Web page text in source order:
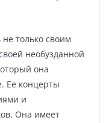
только своим
необузданной
она
Ее концерты
и
Она имеет